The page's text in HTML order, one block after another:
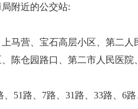
附近的公交站:
马营、宝石高层小区、第二人
陈仓园路口、第二市人民医院
51路、7路、31路、33路、6路